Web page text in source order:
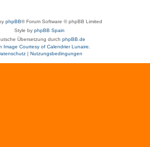
phpBB® Forum Software © phpBB Limited
Style by phpBB Spain
Übersetzung durch phpBB.de
Image Courtesy of Calendrier Lunaire.
| Nutzungsbedingungen